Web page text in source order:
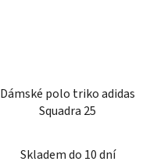
Dámské polo triko adidas
Squadra 25
Skladem do 10 dní